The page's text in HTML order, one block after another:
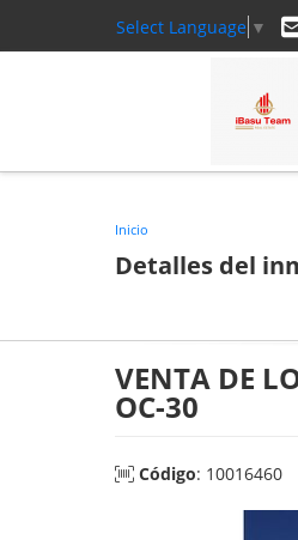
Select Language ▼
Inicio
Detalles del
VENTA DE
OC-30
Código: 10016460